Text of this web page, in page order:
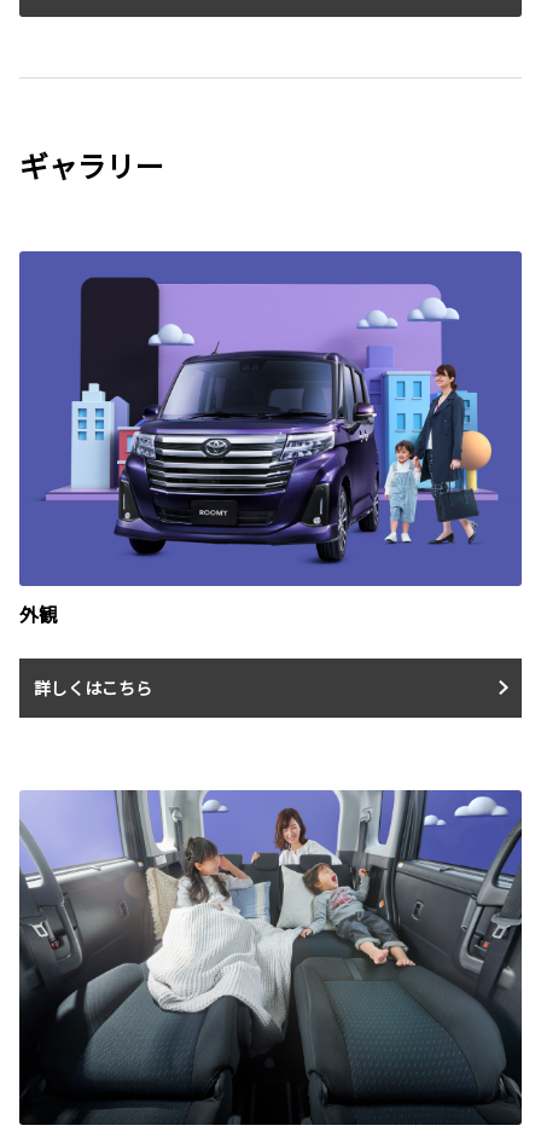
ギャラリー
外観
詳しくはこちら